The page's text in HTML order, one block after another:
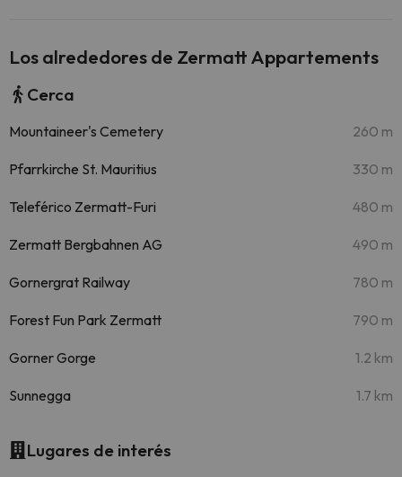
Los alrededores de Zermatt Appartements
Cerca
Mountaineer's Cemetery 260 m
Pfarrkirche St. Mauritius 330 m
Teleférico Zermatt-Furi 480 m
Zermatt Bergbahnen AG 490 m
Gornergrat Railway 780 m
Forest Fun Park Zermatt 790 m
Gorner Gorge 1.2 km
Sunnegga 1.7 km
Lugares de interés